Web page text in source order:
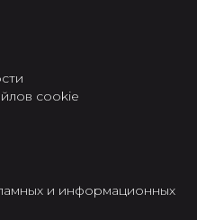
cookie
и информационных